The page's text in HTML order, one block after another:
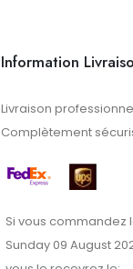
Information
Livraison
Complètement
Si vous commandez
Sunday 09 August